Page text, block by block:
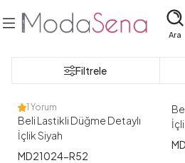
Ara
Filtrele
1
1 Yorum
Beli Lastikli Düğme Detaylı
İçlik Siyah
MD21024-R52